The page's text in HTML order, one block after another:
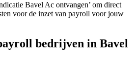
Bavel Ac ontvangen’ om direct
voor de inzet van payroll voor jouw
bedrijven in Bavel